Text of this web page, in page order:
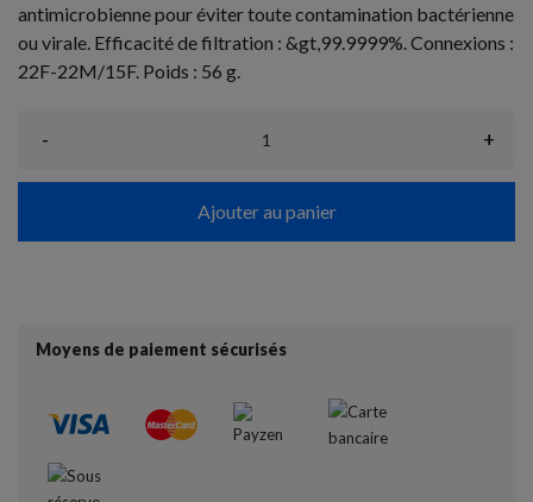
antimicrobienne pour éviter toute contamination bactérienne
ou virale. Efficacité de filtration : &gt,99.9999%. Connexions :
22F-22M/15F. Poids : 56 g.
- +
Ajouter au panier
Moyens de paiement sécurisés